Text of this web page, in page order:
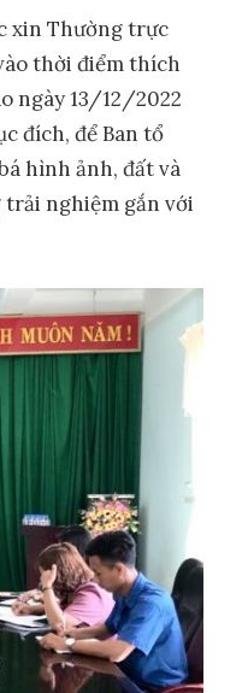
xin Thường trực
thời điểm thích
ngày 13/12/2022
đích, để Ban tổ
hình ảnh, đất và
nghiệm gắn với